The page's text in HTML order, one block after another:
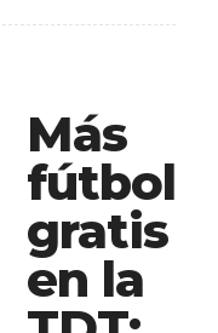
Más
fútbol
gratis
en la